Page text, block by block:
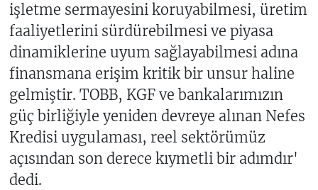
işletme sermayesini koruyabilmesi, üretim
faaliyetlerini sürdürebilmesi ve piyasa
dinamiklerine uyum sağlayabilmesi adına
finansmana erişim kritik bir unsur haline
gelmiştir. TOBB, KGF ve bankalarımızın
güç birliğiyle yeniden devreye alınan Nefes
Kredisi uygulaması, reel sektörümüz
açısından son derece kıymetli bir adımdır'
dedi.